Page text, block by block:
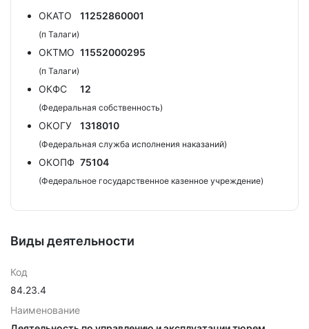
ОКАТО
11252860001
(п Талаги)
ОКТМО 11552000295
(п Талаги)
ОКФС 12
(Федеральная собственность)
ОКОГУ 1318010
(Федеральная служба исполнения наказаний)
ОКОПФ 75104
(Федеральное государственное казенное учреждение)
Виды деятельности
Код
84.23.4
Наименование